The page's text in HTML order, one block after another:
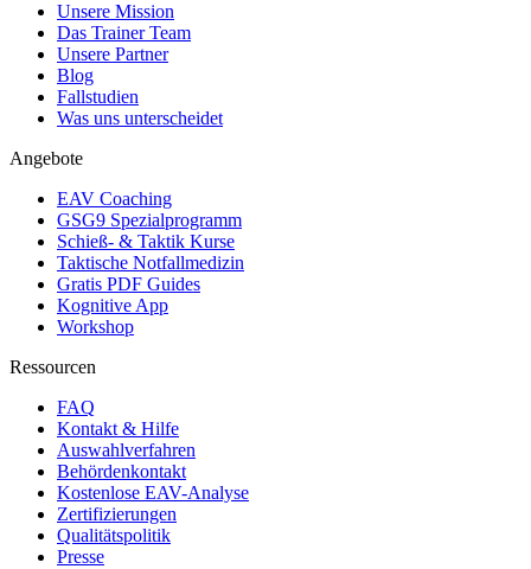
Unsere Mission
Das Trainer Team
Unsere Partner
Blog
Fallstudien
Was uns unterscheidet
Angebote
EAV Coaching
GSG9 Spezialprogramm
Schieß- & Taktik Kurse
Taktische Notfallmedizin
Gratis PDF Guides
Kognitive App
Workshop
Ressourcen
FAQ
Kontakt & Hilfe
Auswahlverfahren
Behördenkontakt
Kostenlose EAV-Analyse
Zertifizierungen
Qualitätspolitik
Presse